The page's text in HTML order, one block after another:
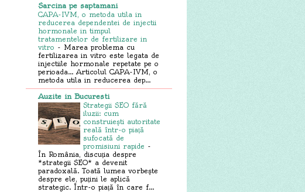
Sarcina pe saptamani
CAPA-IVM, o metoda utila in
reducerea dependentei de injectii
hormonale in timpul
tratamentelor de fertilizare in
vitro - Marea problema cu
fertilizarea in vitro este legata de
injectiile hormonale repetate pe o
perioada... Articolul CAPA-IVM, o
metoda utila in reducerea dep...
Auzite in Bucuresti
Strategii SEO fără
iluzii: cum
construiești autoritate
reală într-o piață
sufocată de
promisiuni rapide -
În România, discuția despre
*strategii SEO* a devenit
paradoxală. Toată lumea vorbește
despre ele, puțini le aplică
strategic. Într-o piață în care f...